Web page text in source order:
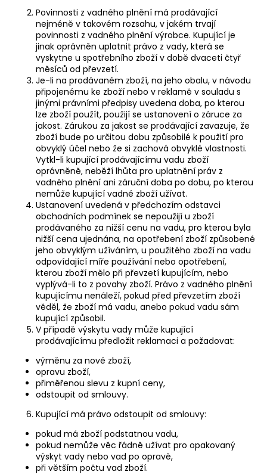
Povinnosti z vadného plnění má prodávající
nejméně v takovém rozsahu, v jakém trvají
povinnosti z vadného plnění výrobce. Kupující je
jinak oprávněn uplatnit právo z vady, která se
vyskytne u spotřebního zboží v době dvaceti čtyř
měsíců od převzetí.
Je-li na prodávaném zboží, na jeho obalu, v návodu
připojenému ke zboží nebo v reklamě v souladu s
jinými právními předpisy uvedena doba, po kterou
lze zboží použít, použijí se ustanovení o záruce za
jakost. Zárukou za jakost se prodávající zavazuje, že
zboží bude po určitou dobu způsobilé k použití pro
obvyklý účel nebo že si zachová obvyklé vlastnosti.
Vytkl-li kupující prodávajícímu vadu zboží
oprávněně, neběží lhůta pro uplatnění práv z
vadného plnění ani záruční doba po dobu, po kterou
nemůže kupující vadné zboží užívat.
Ustanovení uvedená v předchozím odstavci
obchodních podmínek se nepoužijí u zboží
prodávaného za nižší cenu na vadu, pro kterou byla
nižší cena ujednána, na opotřebení zboží způsobené
jeho obvyklým užíváním, u použitého zboží na vadu
odpovídající míře používání nebo opotřebení,
kterou zboží mělo při převzetí kupujícím, nebo
vyplývá-li to z povahy zboží. Právo z vadného plnění
kupujícímu nenáleží, pokud před převzetím zboží
věděl, že zboží má vadu, anebo pokud vadu sám
kupující způsobil.
V případě výskytu vady může kupující
prodávajícímu předložit reklamaci a požadovat:
výměnu za nové zboží,
opravu zboží,
přiměřenou slevu z kupní ceny,
odstoupit od smlouvy.
Kupující má právo odstoupit od smlouvy:
pokud má zboží podstatnou vadu,
pokud nemůže věc řádně užívat pro opakovaný
výskyt vady nebo vad po opravě,
při větším počtu vad zboží.